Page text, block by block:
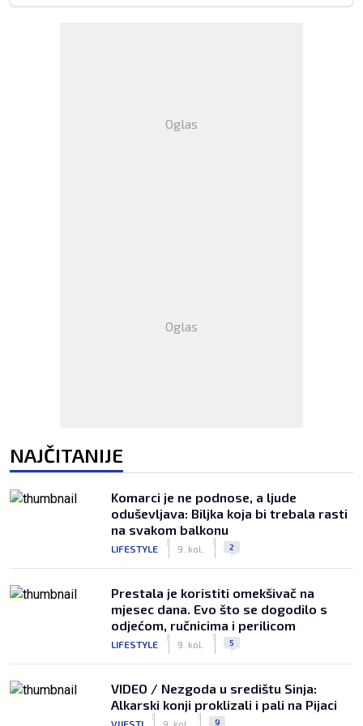
Oglas
Oglas
NAJČITANIJE
Komarci je ne podnose, a ljude
oduševljava: Biljka koja bi trebala rasti
na svakom balkonu
LIFESTYLE 9. kol. 2
Prestala je koristiti omekšivač na
mjesec dana. Evo što se dogodilo s
odjećom, ručnicima i perilicom
LIFESTYLE 9. kol. 5
VIDEO / Nezgoda u središtu Sinja:
Alkarski konji proklizali i pali na Pijaci
VIJESTI 9. kol. 9